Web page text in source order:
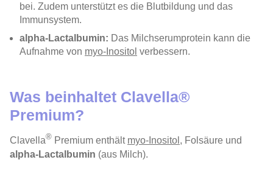
bei. Zudem unterstützt es die Blutbildung und das
Immunsystem.
alpha-Lactalbumin: Das Milchserumprotein kann die
Aufnahme von myo-Inositol verbessern.
Was beinhaltet Clavella®
Premium?
Clavella® Premium enthält myo-Inositol , Folsäure und
alpha-Lactalbumin (aus Milch).